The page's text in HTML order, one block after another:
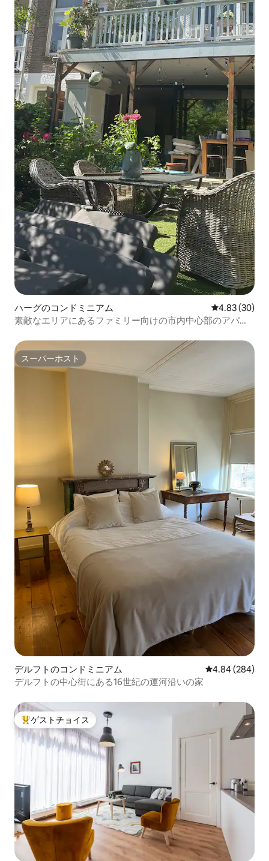
ハーグのコンドミニアム レビュー30
4.83 (30)
素敵なエリアにあるファミリー向けの市内中心部のアパー
スーパーホスト
スーパーホスト
デルフトのコンドミニアム レビュー284
4.84 (284)
デルフトの中心街にある16世紀の運河沿いの家
大好評のゲストチョイスです。
ゲストチョイス